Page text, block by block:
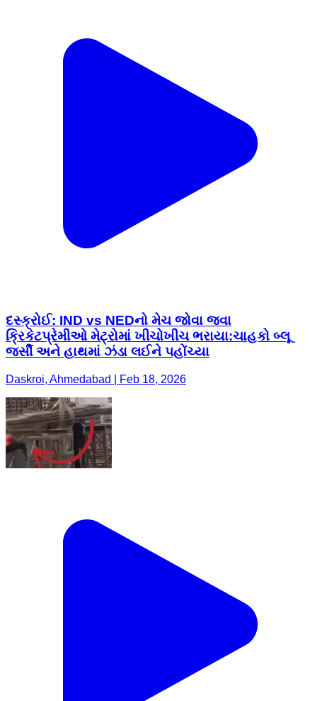
દસ્ક્રોઈ: IND vs NEDનો મેચ જોવા જવા
ક્રિકેટપ્રેમીઓ મેટ્રોમાં ખીચોખીચ ભરાયા:ચાહકો બ્લૂ
જર્સી અને હાથમાં ઝંડા લઈને પહોંચ્યા
Daskroi, Ahmedabad | Feb 18, 2026